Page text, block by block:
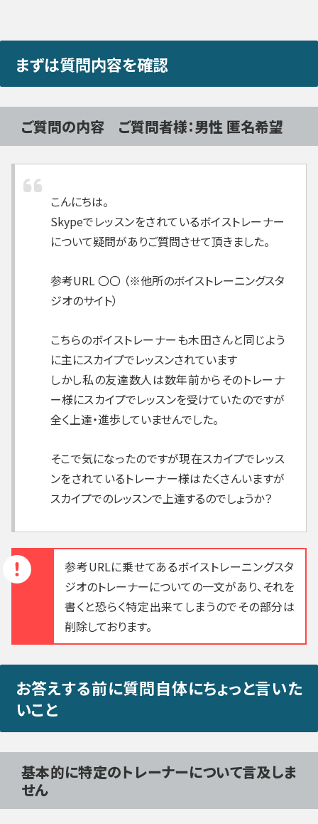
まずは質問内容を確認
ご質問の内容 ご質問者様：男性 匿名希望
こんにちは。
Skypeでレッスンをされているボイストレーナー
について疑問がありご質問させて頂きました。
参考URL 〇〇 （※他所のボイストレーニングスタ
ジオのサイト）
こちらのボイストレーナーも木田さんと同じよう
に主にスカイプでレッスンされています
しかし私の友達数人は数年前からそのトレーナ
ー様にスカイプでレッスンを受けていたのですが
全く上達・進歩していませんでした。
そこで気になったのですが現在スカイプでレッス
ンをされているトレーナー様はたくさんいますが
スカイプでのレッスンで上達するのでしょうか？
参考URLに乗せてあるボイストレーニングスタ
ジオのトレーナーについての一文があり、それを
書くと恐らく特定出来てしまうのでその部分は
削除しております。
お答えする前に質問自体にちょっと言いた
いこと
基本的に特定のトレーナーについて言及しま
せん